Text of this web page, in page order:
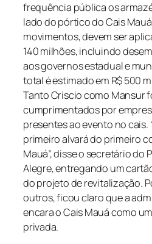
frequência pública os
lado do pórtico do Cais
movimentos, devem ser
140 milhões, incluindo
aos governos estadual e
total é estimado em R$ 500
Tanto Criscio como Mansur
cumprimentados por
presentes ao evento no cais.
primeiro alvará do primeiro
Mauá”, disse o secretário do
Alegre, entregando um
do projeto de revitalização.
outros, ficou claro que a
encara o Cais Mauá como
privada.